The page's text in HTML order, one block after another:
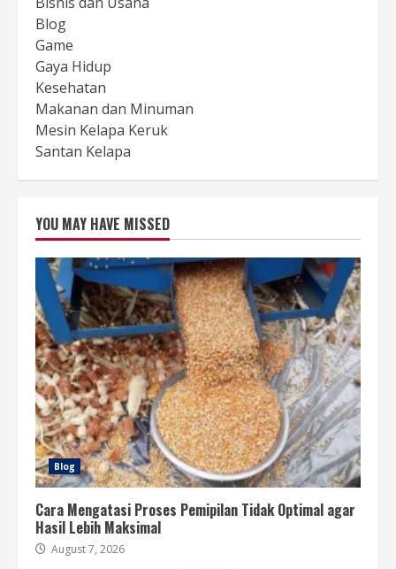
Blog
Game
Gaya Hidup
Kesehatan
Makanan dan Minuman
Mesin Kelapa Keruk
Santan Kelapa
YOU MAY HAVE MISSED
Blog
Cara Mengatasi Proses Pemipilan Tidak Optimal agar
Hasil Lebih Maksimal
August 7, 2026